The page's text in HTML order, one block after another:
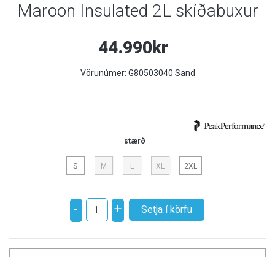
Maroon Insulated 2L skíðabuxur
44.990kr
Vörunúmer: G80503040 Sand
stærð
S M L XL 2XL
- +